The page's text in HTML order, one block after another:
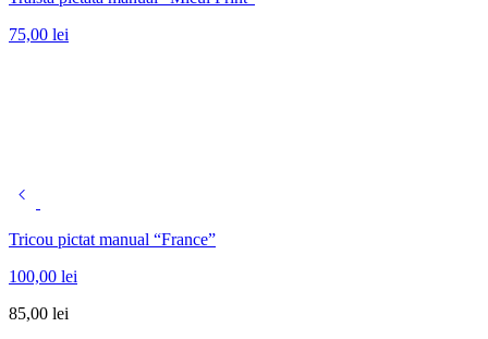
75,00 lei
Tricou pictat manual “France”
100,00 lei
85,00 lei